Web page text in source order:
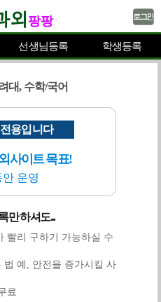
외 팡팡
선생님등록 학생등록
대, 수학/국어
용입니다
사이트 목표!
안 운영
만 하셔도...
빨리 구하기 가능하실 수
법 예, 안전을 증가시킬 사
료